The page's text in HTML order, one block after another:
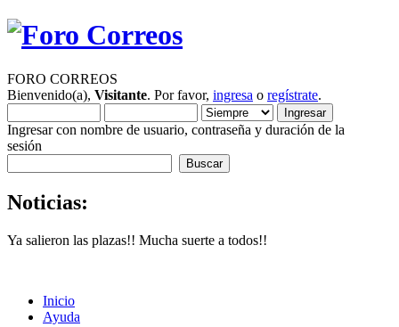
FORO CORREOS
Bienvenido(a), Visitante. Por favor, ingresa o regístrate.
Ingresar con nombre de usuario, contraseña y duración de la
sesión
Noticias:
Ya salieron las plazas!! Mucha suerte a todos!!
Inicio
Ayuda